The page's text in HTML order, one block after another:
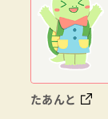
たあんと